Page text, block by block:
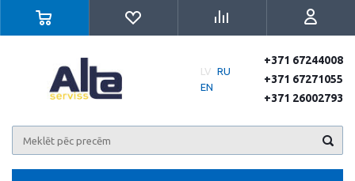
LV RU
EN
+371 67244008
+371 67271055
+371 26002793